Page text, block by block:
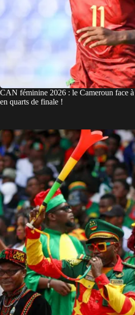
CAN féminine 2026 : le Cameroun face
en quarts de finale !